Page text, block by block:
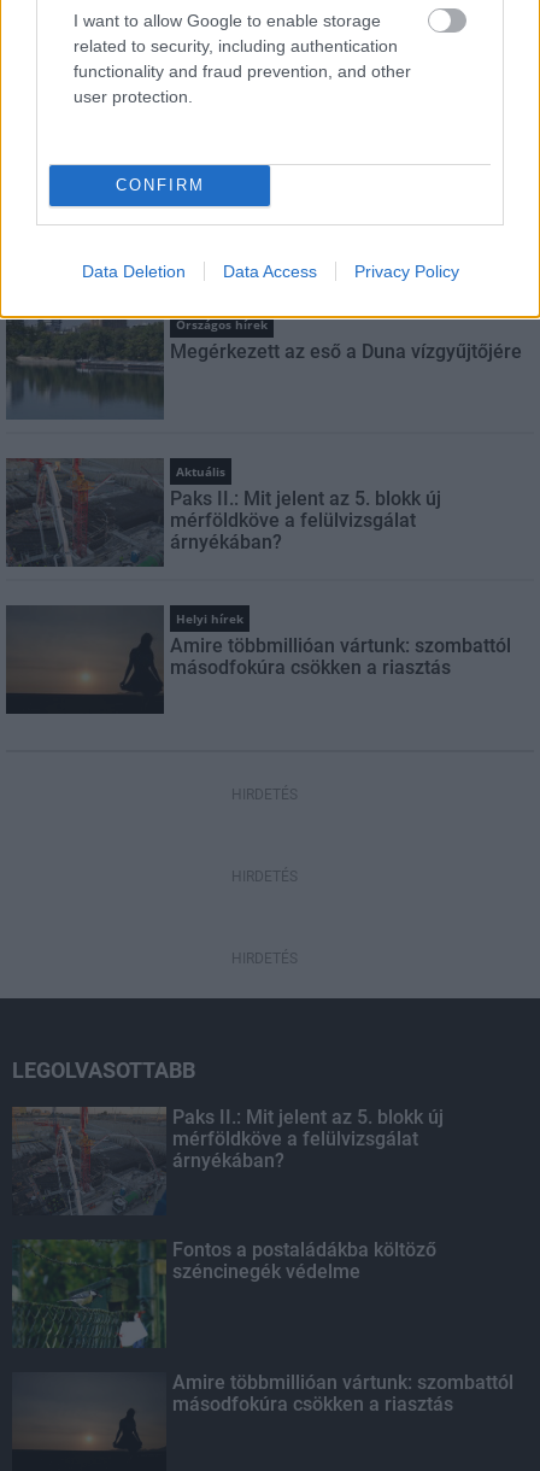
I want to allow Google to enable storage
related to security, including authentication
functionality and fraud prevention, and other
user protection.
CONFIRM
Data Deletion Data Access Privacy Policy
E-mail cím
Feliratkozom a hírlevélre és elfogadom az
FELIRATKOZÁS
LEGFRISSEBB
Országos hírek
Megérkezett az eső a Duna vízgyűjtőjére
Aktuális
Paks II.: Mit jelent az 5. blokk új
mérföldköve a felülvizsgálat
árnyékában?
Helyi hírek
Amire többmillióan vártunk: szombattól
másodfokúra csökken a riasztás
HIRDETÉS
HIRDETÉS
HIRDETÉS
LEGOLVASOTTABB
Paks II.: Mit jelent az 5. blokk új
mérföldköve a felülvizsgálat
árnyékában?
Fontos a postaládákba költöző
széncinegék védelme
Amire többmillióan vártunk: szombattól
másodfokúra csökken a riasztás